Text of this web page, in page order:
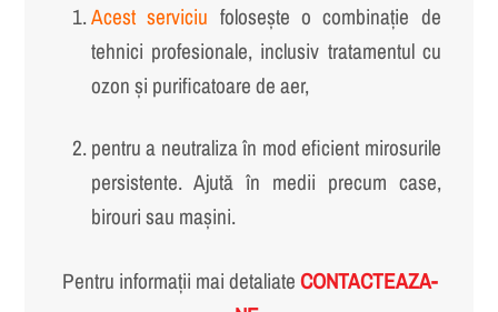
Acest serviciu folosește o combinație de
tehnici profesionale, inclusiv tratamentul cu
ozon și purificatoare de aer,
pentru a neutraliza în mod eficient mirosurile
persistente. Ajută în medii precum case,
birouri sau mașini.
Pentru informații mai detaliateCONTACTEAZA-